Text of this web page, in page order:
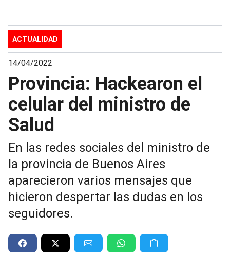
ACTUALIDAD
14/04/2022
Provincia: Hackearon el
celular del ministro de
Salud
En las redes sociales del ministro de
la provincia de Buenos Aires
aparecieron varios mensajes que
hicieron despertar las dudas en los
seguidores.